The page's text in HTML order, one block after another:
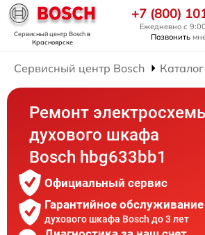
Сервисный центр Boschв
Красноярске
+7 (800)
Ежедневно с
Позвонить
Сервисный центр Bosch
Ремонт
духового шкафа
Bosch hbg633bb1
Официальный сервис
Гарантийное обслуживание
духового шкафа Bosch до 3 лет